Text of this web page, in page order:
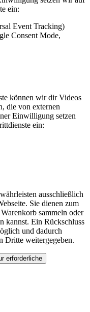
ein:
Event Tracking)
Consent Mode,
können wir dir Videos
die von externen
Einwilligung setzen
ein:
ausschließlich
Sie dienen zum
sammeln oder
kannst. Ein Rückschluss
und dadurch
Dritte weitergegeben.
erforderliche